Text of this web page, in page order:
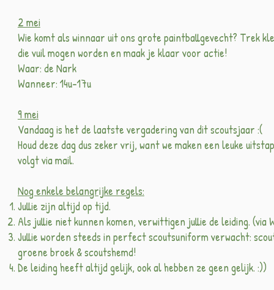
2 mei
Wie komt als winnaar uit ons grote paintballgevecht? Trek
die vuil mogen worden en maak je klaar voor actie!
Waar: de Nark
Wanneer: 14u-17u
9 mei
Vandaag is het de laatste vergadering van dit scoutsjaar :(
Houd deze dag dus zeker vrij, want we maken een leuke
volgt via mail.
Nog enkele belangrijke regels:
Jullie zijn altijd op tijd.
Als jullie niet kunnen komen, verwittigen jullie de leiding. (via
Jullie worden steeds in perfect scoutsuniform verwacht:
groene broek & scoutshemd!
De leiding heeft altijd gelijk, ook al hebben ze geen gelijk. :))